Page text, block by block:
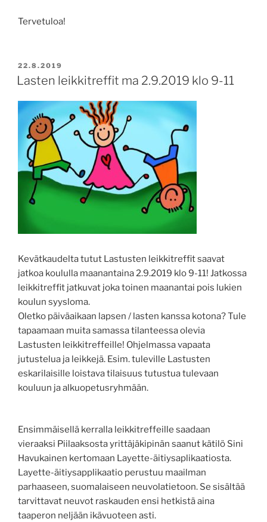
Tervetuloa!
JULKAISTU
22.8.2019
Lasten leikkitreffit ma 2.9.2019 klo 9-11
Kevätkaudelta tutut Lastusten leikkitreffit saavat
jatkoa koululla maanantaina 2.9.2019 klo 9-11! Jatkossa
leikkitreffit jatkuvat joka toinen maanantai pois lukien
koulun syysloma.
Oletko päiväaikaan lapsen / lasten kanssa kotona? Tule
tapaamaan muita samassa tilanteessa olevia
Lastusten leikkitreffeille! Ohjelmassa vapaata
jutustelua ja leikkejä. Esim. tuleville Lastusten
eskarilaisille loistava tilaisuus tutustua tulevaan
kouluun ja alkuopetusryhmään.
Ensimmäisellä kerralla leikkitreffeille saadaan
vieraaksi Piilaaksosta yrittäjäkipinän saanut kätilö Sini
Havukainen kertomaan Layette-äitiysaplikaatiosta.
Layette-äitiysapplikaatio perustuu maailman
parhaaseen, suomalaiseen neuvolatietoon. Se sisältää
tarvittavat neuvot raskauden ensi hetkistä aina
taaperon neljään ikävuoteen asti.